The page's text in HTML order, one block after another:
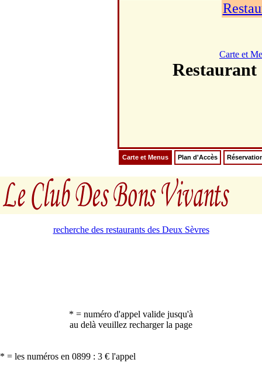
Carte et
Carte et Menus Plan d'Accès
recherche des restaurants des Deux Sèvres
* = numéro d'appel valide jusqu'à
au delà veuillez recharger la page
* = les numéros en 0899 : 3 € l'appel